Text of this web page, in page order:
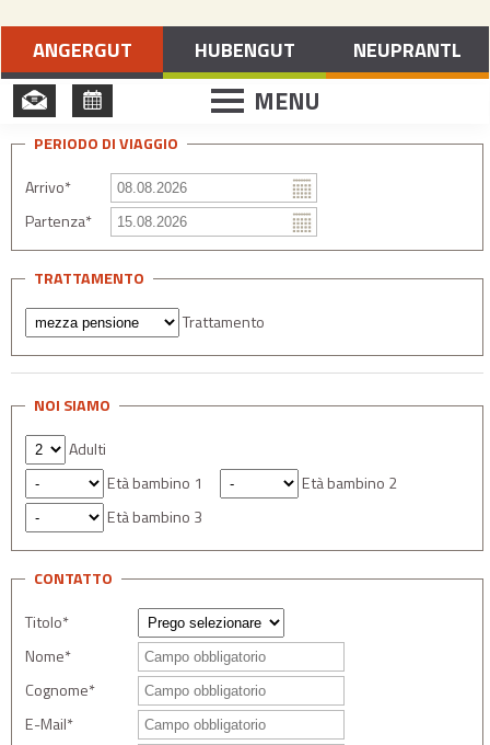
Vacanze a Merano e dintorni
ANGERGUT HUBENGUT NEUPRANTL
MENU
PERIODO DI VIAGGIO
Arrivo*
Partenza*
TRATTAMENTO
Trattamento
NOI SIAMO
Adulti
Età bambino 1
Età bambino 2
Età bambino 3
CONTATTO
Titolo*
Nome*
Cognome*
E-Mail*